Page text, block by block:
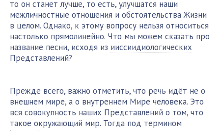
то он станет лучше, то есть, улучшатся наши
межличностные отношения и обстоятельства Жизни
в целом. Однако, к этому вопросу нельзя относиться
настолько прямолинейно. Что мы можем сказать про
название песни, исходя из ииссиидиологических
Представлений?
Прежде всего, важно отметить, что речь идёт не о
внешнем мире, а о внутреннем Мире человека. Это
вся совокупность наших Представлений о том, что
такое окружающий мир. Тогда под термином